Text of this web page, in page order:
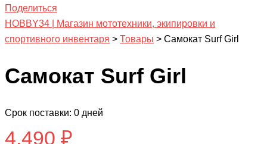
Поделиться
HOBBY34 | Магазин мототехники, экипировки и
спортивного инвентаря > Товары > Самокат Surf Girl
Самокат Surf Girl
Срок поставки: 0 дней
4,490 ₽